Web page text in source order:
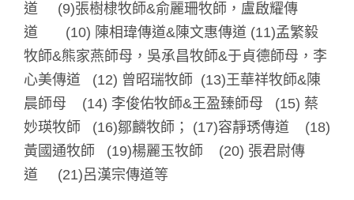
道 (9)張樹棣牧師&俞麗珊牧師，盧啟耀傳
道 (10) 陳相瑋傳道&陳文惠傳道 (11)孟繁毅
牧師&熊家燕師母，吳承昌牧師&于貞德師母，李
心美傳道 (12) 曾昭瑞牧師 (13)王華祥牧師&陳
晨師母 (14) 李俊佑牧師&王盈臻師母 (15) 蔡
妙瑛牧師 (16)鄒麟牧師； (17)容靜琇傳道 (18)
黃國通牧師 (19)楊麗玉牧師 (20) 張君尉傳
道 (21)呂漢宗傳道等